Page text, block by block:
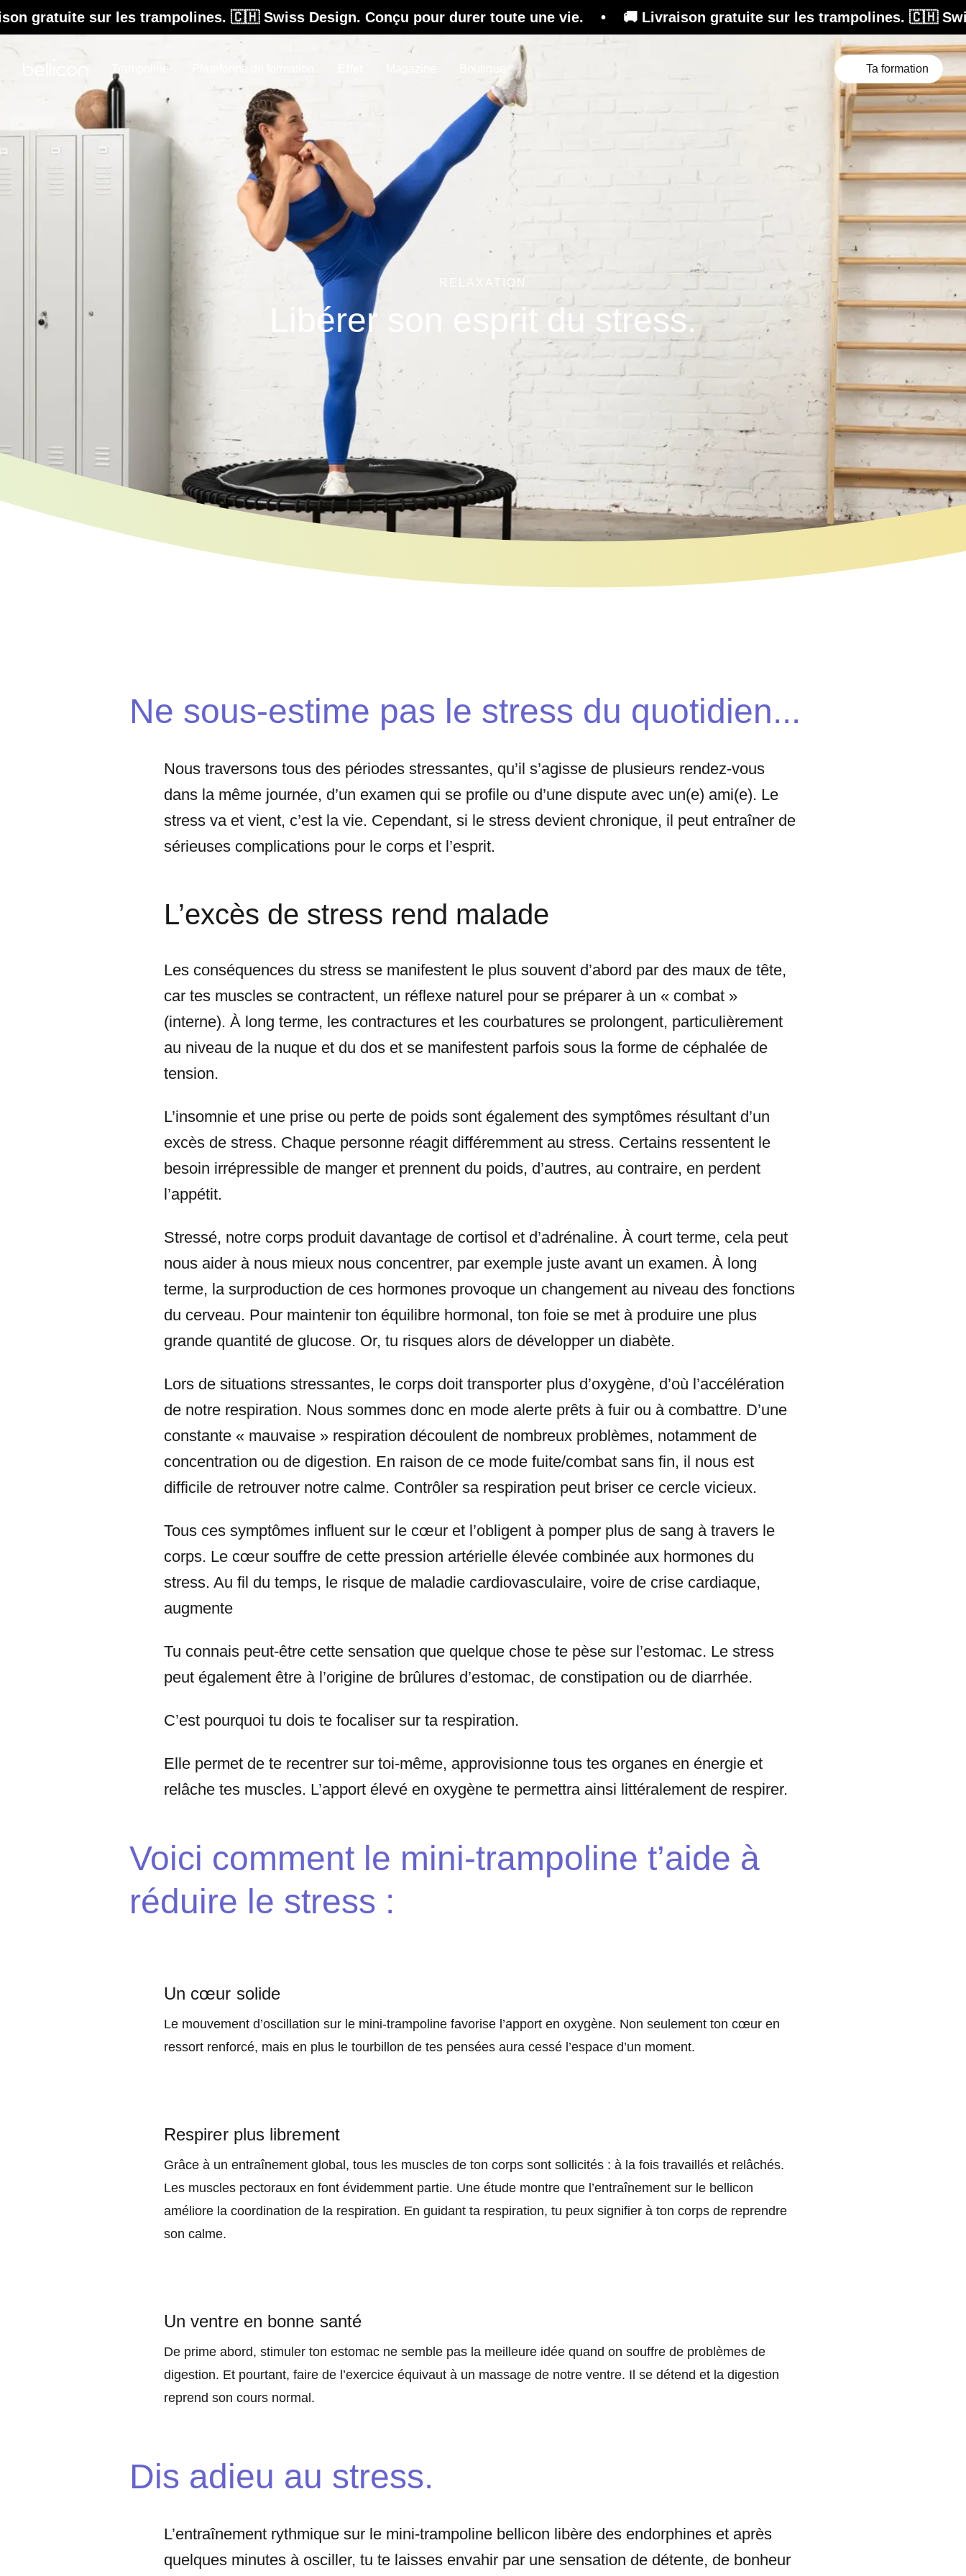
les trampolines. 🇨🇭 Swiss Design. Conçu pour durer toute une vie. • 🚚 Livraison gratuite sur les trampolines. 🇨🇭 Swiss Design.
Trampoline Plateforme de formation Ta formation
RELAXATION
Libérer son esprit du stress.
Ne sous-estime pas le stress du quotidien...
Nous traversons tous des périodes stressantes, qu’il s’agisse de plusieurs rendez-vous
dans la même journée, d’un examen qui se profile ou d’une dispute avec un(e) ami(e). Le
stress va et vient, c’est la vie. Cependant, si le stress devient chronique, il peut entraîner de
sérieuses complications pour le corps et l’esprit.
L’excès de stress rend malade
Les conséquences du stress se manifestent le plus souvent d’abord par des maux de tête,
car tes muscles se contractent, un réflexe naturel pour se préparer à un « combat »
(interne). À long terme, les contractures et les courbatures se prolongent, particulièrement
au niveau de la nuque et du dos et se manifestent parfois sous la forme de céphalée de
tension.
L’insomnie et une prise ou perte de poids sont également des symptômes résultant d’un
excès de stress. Chaque personne réagit différemment au stress. Certains ressentent le
besoin irrépressible de manger et prennent du poids, d’autres, au contraire, en perdent
l’appétit.
Stressé, notre corps produit davantage de cortisol et d’adrénaline. À court terme, cela peut
nous aider à nous mieux nous concentrer, par exemple juste avant un examen. À long
terme, la surproduction de ces hormones provoque un changement au niveau des fonctions
du cerveau. Pour maintenir ton équilibre hormonal, ton foie se met à produire une plus
grande quantité de glucose. Or, tu risques alors de développer un diabète.
Lors de situations stressantes, le corps doit transporter plus d’oxygène, d’où l’accélération
de notre respiration. Nous sommes donc en mode alerte prêts à fuir ou à combattre. D’une
constante « mauvaise » respiration découlent de nombreux problèmes, notamment de
concentration ou de digestion. En raison de ce mode fuite/combat sans fin, il nous est
difficile de retrouver notre calme. Contrôler sa respiration peut briser ce cercle vicieux.
Tous ces symptômes influent sur le cœur et l’obligent à pomper plus de sang à travers le
corps. Le cœur souffre de cette pression artérielle élevée combinée aux hormones du
stress. Au fil du temps, le risque de maladie cardiovasculaire, voire de crise cardiaque,
augmente
Tu connais peut-être cette sensation que quelque chose te pèse sur l’estomac. Le stress
peut également être à l’origine de brûlures d’estomac, de constipation ou de diarrhée.
C’est pourquoi tu dois te focaliser sur ta respiration.
Elle permet de te recentrer sur toi-même, approvisionne tous tes organes en énergie et
relâche tes muscles. L’apport élevé en oxygène te permettra ainsi littéralement de respirer.
Voici comment le mini-trampoline t’aide à
réduire le stress :
Un cœur solide
Le mouvement d’oscillation sur le mini-trampoline favorise l’apport en oxygène. Non seulement ton cœur en
ressort renforcé, mais en plus le tourbillon de tes pensées aura cessé l’espace d’un moment.
Respirer plus librement
Grâce à un entraînement global, tous les muscles de ton corps sont sollicités : à la fois travaillés et relâchés.
Les muscles pectoraux en font évidemment partie. Une étude montre que l’entraînement sur le bellicon
améliore la coordination de la respiration. En guidant ta respiration, tu peux signifier à ton corps de reprendre
son calme.
Un ventre en bonne santé
De prime abord, stimuler ton estomac ne semble pas la meilleure idée quand on souffre de problèmes de
digestion. Et pourtant, faire de l’exercice équivaut à un massage de notre ventre. Il se détend et la digestion
reprend son cours normal.
Dis adieu au stress.
L’entraînement rythmique sur le mini-trampoline bellicon libère des endorphines et après
quelques minutes à osciller, tu te laisses envahir par une sensation de détente, de bonheur